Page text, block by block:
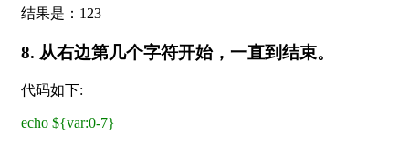
结果是：123
8. 从右边第几个字符开始，一直到结束。
代码如下:
echo ${var:0-7}